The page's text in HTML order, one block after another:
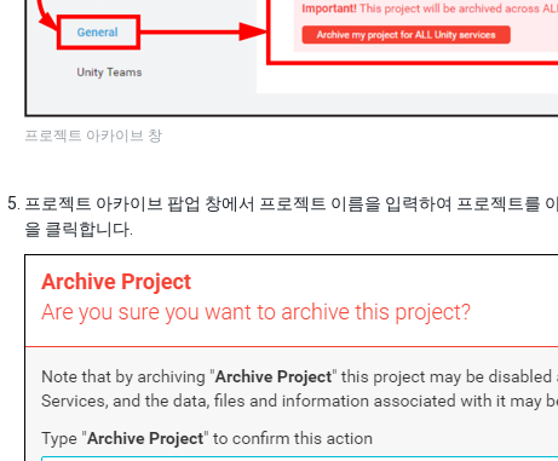
프로젝트 아카이브 창
프로젝트 아카이브 팝업 창에서 프로젝트 이름을 입력하여 프로젝트를
을 클릭합니다.